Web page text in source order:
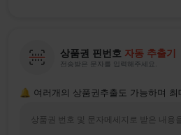
상품권 핀번호 자동 추출기
전송받은 문자를 입력해주세요.
🔔 여러개의 상품권추출도 가능하며 최